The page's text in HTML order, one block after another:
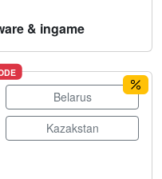
& ingame
Belarus
Kazakstan